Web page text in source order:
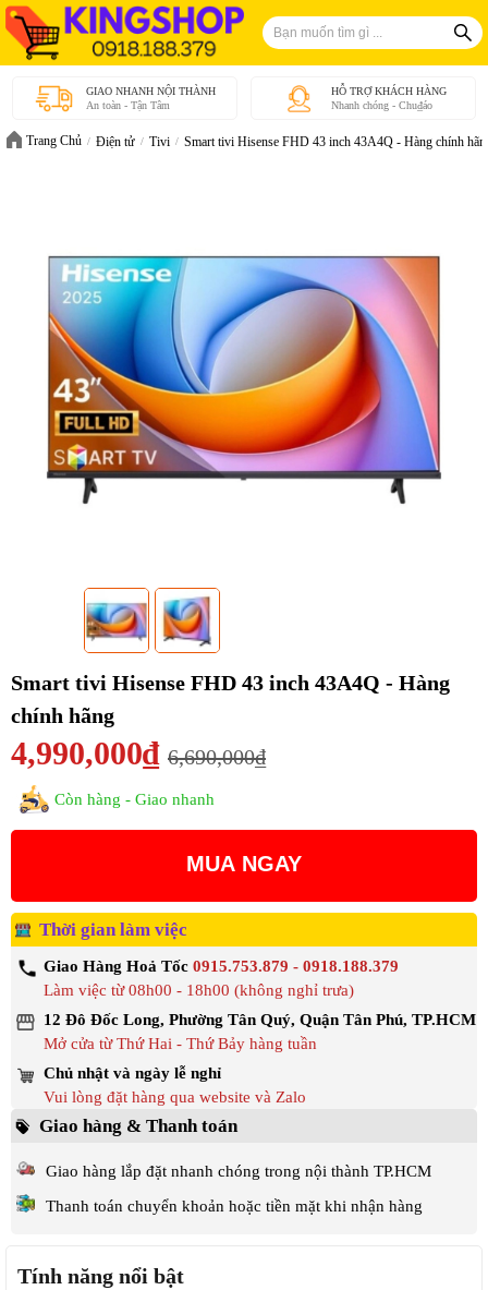
GIAO NHANH NỘI THÀNH
An toàn - Tận Tâm
HỖ TRỢ KHÁCH HÀNG
Nhanh chóng - Chu₫áo
Trang Chủ Điện tử Tivi Smart tivi Hisense FHD 43 inch 43A4Q - Hàng chính
Smart tivi Hisense FHD 43 inch 43A4Q - Hàng
chính hãng
4,990,000₫ 6,690,000₫
Còn hàng - Giao nhanh
MUA NGAY
Thời gian làm việc
Giao Hàng Hoả Tốc 0915.753.879 - 0918.188.379
Làm việc từ 08h00 - 18h00 (không nghỉ trưa)
12 Đô Đốc Long, Phường Tân Quý, Quận Tân Phú, TP.HCM
Mở cửa từ Thứ Hai - Thứ Bảy hàng tuần
Chủ nhật và ngày lễ nghỉ
Vui lòng đặt hàng qua website và Zalo
Giao hàng & Thanh toán
Giao hàng lắp đặt nhanh chóng trong nội thành TP.HCM
Thanh toán chuyển khoản hoặc tiền mặt khi nhận hàng
Tính năng nổi bật